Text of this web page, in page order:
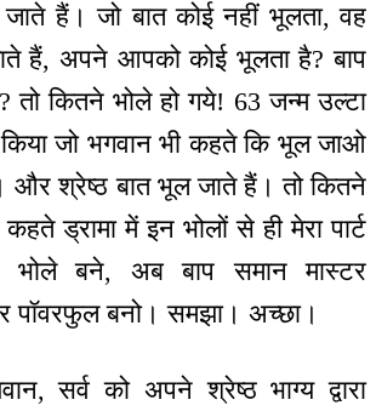
हैं। जो बात कोई नहीं भूलता, वह
हैं, अपने आपको कोई भूलता है? बाप
तो कितने भोले हो गये! 63 जन्म उल्टा
किया जो भगवान भी कहते कि भूल जाओ
और श्रेष्ठ बात भूल जाते हैं। तो कितने
ड्रामा में इन भोलों से ही मेरा पार्ट
बने, अब बाप समान मास्टर
पॉवरफुल बनो। समझा। अच्छा।
सर्व को अपने श्रेष्ठ भाग्य द्वारा